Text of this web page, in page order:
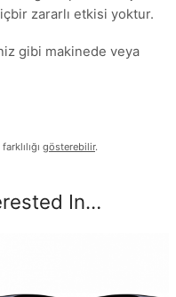
zararlı etkisi yoktur.
gibi makinede veya
gösterebilir.
In…